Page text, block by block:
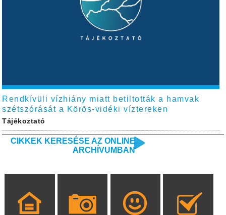
Rendkívüli vízhiány miatt betiltották a hamvak
szétszórását a Körös-vidéki víztereken
Tájékoztató
CIKKEK KERESÉSE AZ ONLINE
ARCHÍVUMBAN